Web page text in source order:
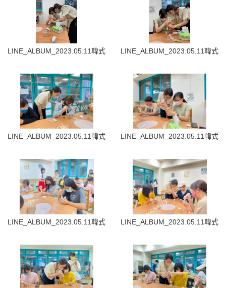
LINE_ALBUM_2023.05.11韓式裱花蛋糕_230512_1LINE_ALBUM_2023.05.11韓式
LINE_ALBUM_2023.05.11韓式裱花蛋糕_230512_3LINE_ALBUM_2023.05.11韓式
LINE_ALBUM_2023.05.11韓式裱花蛋糕_230512_6LINE_ALBUM_2023.05.11韓式